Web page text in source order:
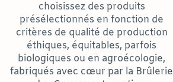
choisissez des produits
présélectionnés en fonction de
critères de qualité de production
éthiques, équitables, parfois
biologiques ou en agroécologie,
fabriqués avec cœur par la Brûlerie